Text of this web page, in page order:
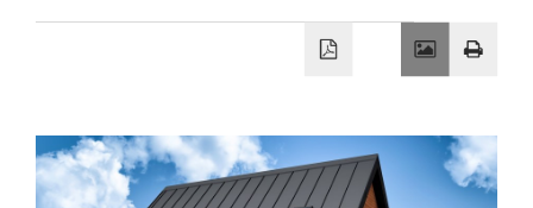
firmie
Kontakt
Oferty